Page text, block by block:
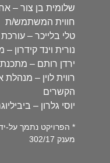
שלומית בן צור –
חווית המשתמש/ת
טלי בלייכר –
נורית וינד קידרון
ירדן רותם – מתכנת (ב-
רווית לוין –
הקשרים
יוסי גלרון –
* הפרויקט נתמך על-
מענק 302/17